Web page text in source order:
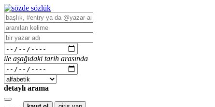
ile aşağıdaki tarih arasında
detaylı arama